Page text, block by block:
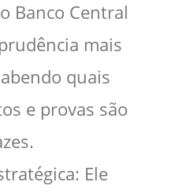
Banco Central
mais
quais
e provas são
Ele